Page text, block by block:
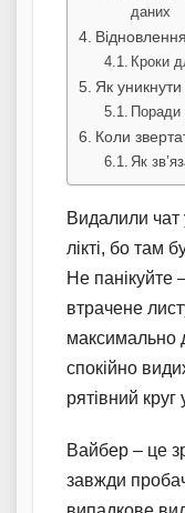
даних
Кроки
Як
Поради
Коли
Як
Видалили чат
лікті, бо там
Не панікуйте
втрачене
максимально
спокійно
рятівний круг
Вайбер – це
завжди